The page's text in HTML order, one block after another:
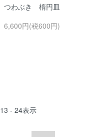
つわぶき 楕円皿
6,600円(税600円)
13 - 24表示